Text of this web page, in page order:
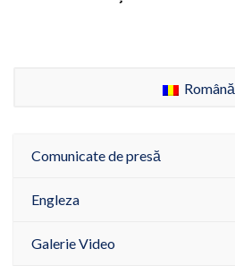
Română
Comunicate de presă
Engleza
Galerie Video